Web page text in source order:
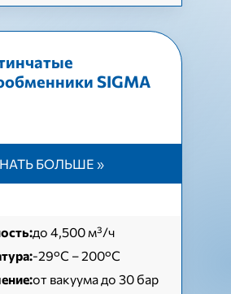
SIGMA
БОЛЬШЕ »
до 4,500 м³/ч
-29°C – 200°C
от вакуума до 30 бар